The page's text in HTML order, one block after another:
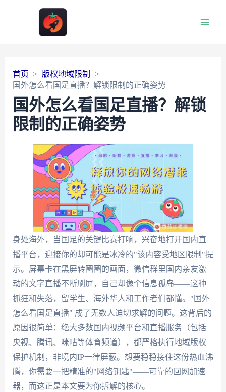
首页
版权地域限制
国外怎么看国足直播？解锁限制的正确姿势
国外怎么看国足直播？解锁
限制的正确姿势
身处海外，当国足的关键比赛打响，兴奋地打开国内直
播平台，迎接你的却可能是冰冷的"该内容受地区限制"提
示。屏幕卡在黑屏转圈圈的画面，微信群里国内亲友激
动的文字直播不断刷屏，自己却像个信息孤岛——这种
抓狂和失落，留学生、海外华人和工作者们都懂。"国外
怎么看国足直播" 成了无数人迫切求解的问题。这背后的
原因很简单：绝大多数国内视频平台和直播服务（包括
央视、腾讯、咪咕等体育频道），都严格执行地域版权
保护机制，非境内IP一律屏蔽。想要稳稳接住这份热血沸
腾，你需要一把精准的"网络钥匙"——可靠的回网加速
器，而这正是本文要为你拆解的核心。